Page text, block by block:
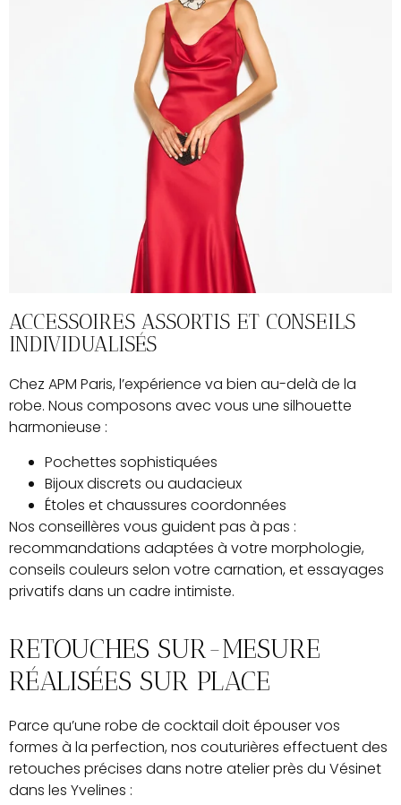
ACCESSOIRES ASSORTIS ET CONSEILS
INDIVIDUALISÉS
Chez APM Paris, l’expérience va bien au-delà de la
robe. Nous composons avec vous une silhouette
harmonieuse :
Pochettes sophistiquées
Bijoux discrets ou audacieux
Étoles et chaussures coordonnées
Nos conseillères vous guident pas à pas :
recommandations adaptées à votre morphologie,
conseils couleurs selon votre carnation, et essayages
privatifs dans un cadre intimiste.
RETOUCHES SUR-MESURE
RÉALISÉES SUR PLACE
Parce qu’une robe de cocktail doit épouser vos
formes à la perfection, nos couturières effectuent des
retouches précises dans notre atelier près du Vésinet
dans les Yvelines :